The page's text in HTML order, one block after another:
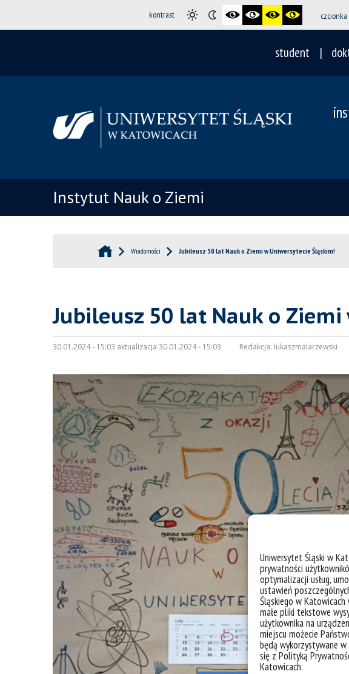
Uniwersytet Śląski w
prywatności
optymalizacji usług,
ustawień
Śląskiego w
małe pliki tekstowe
użytkownika na
miejscu możecie
będą wykorzystywane
się z Polityką
Katowicach.
kontrast czcionka
student
Instytut Nauk o Ziemi
Wiadomości Jubileusz 50 lat Nauk o Ziemi w Uniwersytecie Śląskim!
Jubileusz 50 lat Nauk o
30.01.2024 - 15:03 aktualizacja 30.01.2024 - 15:03 Redakcja: lukaszmalarzewski